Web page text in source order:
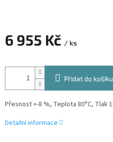
6 955 Kč / ks
cena:
Přidat do košíku
Přesnost +-8 %, Teplota 80°C, Tlak
Detailní informace